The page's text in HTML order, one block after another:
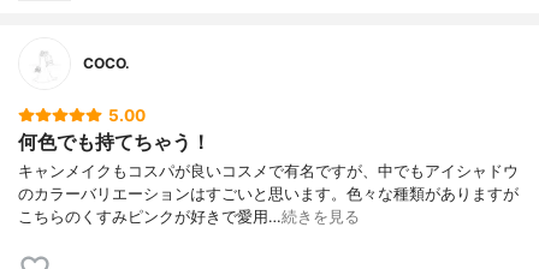
COCO.
5.00
何色でも持てちゃう！
キャンメイクもコスパが良いコスメで有名ですが、中でもアイシャドウ
のカラーバリエーションはすごいと思います。色々な種類がありますが
こちらのくすみピンクが好きで愛用…続きを見る